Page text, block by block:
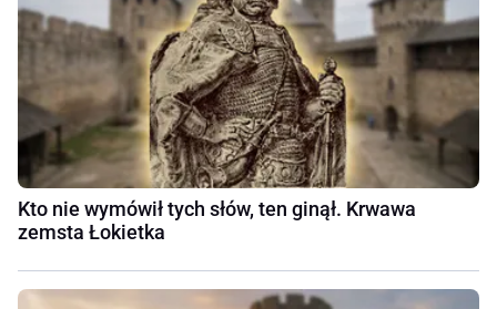
Kto nie wymówił tych słów, ten ginął. Krwawa
zemsta Łokietka